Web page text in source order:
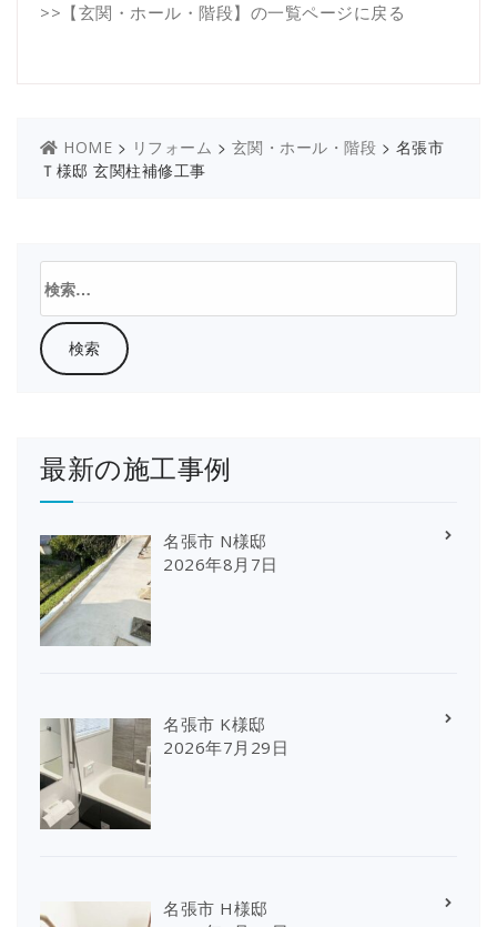
>> 【玄関・ホール・階段】の一覧ページに戻る
HOME > リフォーム > 玄関・ホール・階段 > 名張市
Ｔ様邸 玄関柱補修工事
索:
最新の施工事例
名張市 N様邸
2026年8月7日
名張市 K様邸
2026年7月29日
名張市 H様邸